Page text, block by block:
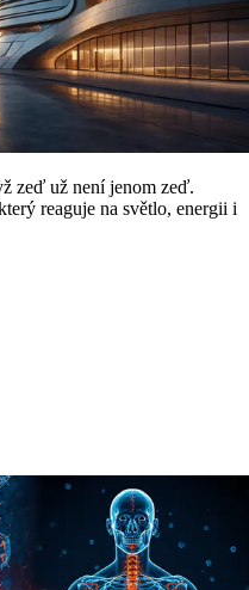
už není jenom zeď.
reaguje na světlo, energii i